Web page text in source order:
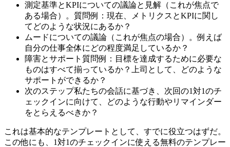
測定基準とKPIについての議論と見解（これが焦点で
ある場合）。質問例：現在、メトリクスとKPIに関し
てどのような状況にあるか？
ムードについての議論（これが焦点の場合）。例えば
自分の仕事全体にどの程度満足しているか？
障害とサポート質問例：目標を達成するために必要な
ものはすべて揃っているか？上司として、どのような
サポートができるか？
次のステップ私たちの会話に基づき、次回の1対1のチ
ェックインに向けて、どのような行動やリマインダー
をとらえるべきか？
これは基本的なテンプレートとして、すでに役立つはずだ。
この他にも、1対1のチェックインに使える無料のテンプレー